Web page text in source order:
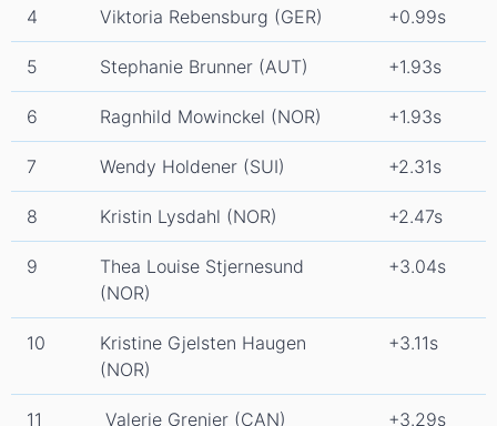
4 Viktoria Rebensburg (GER) +0.99s
5 Stephanie Brunner (AUT) +1.93s
6 Ragnhild Mowinckel (NOR) +1.93s
7 Wendy Holdener (SUI) +2.31s
8 Kristin Lysdahl (NOR) +2.47s
9
Thea Louise Stjernesund
(NOR)
+3.04s
10
Kristine Gjelsten Haugen
(NOR)
+3.11s
11 Valerie Grenier (CAN) +3.29s